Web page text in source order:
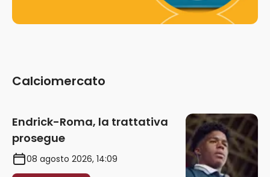
Calciomercato
Endrick-Roma, la trattativa
prosegue
08 agosto 2026, 14:09